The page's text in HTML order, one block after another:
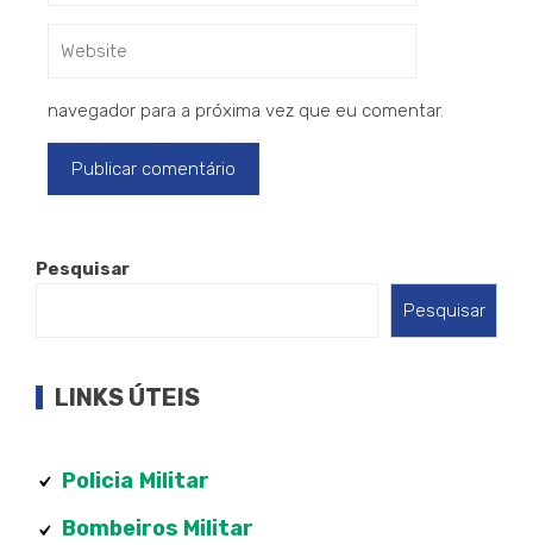
navegador para a próxima vez que eu comentar.
Pesquisar
Pesquisar
LINKS ÚTEIS
Policia Militar
Bombeiros Militar